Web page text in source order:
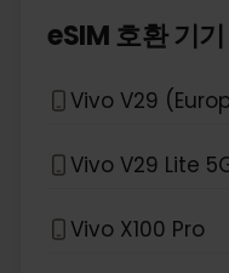
eSIM 호환 기기
Vivo V29
Vivo V29 Lite
Vivo X100 Pro